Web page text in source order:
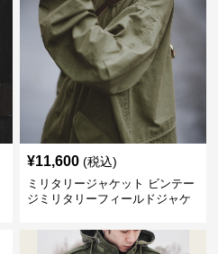
¥11,600 (税込)
ミリタリージャケット ビンテー
ジミリタリーフィールドジャケ